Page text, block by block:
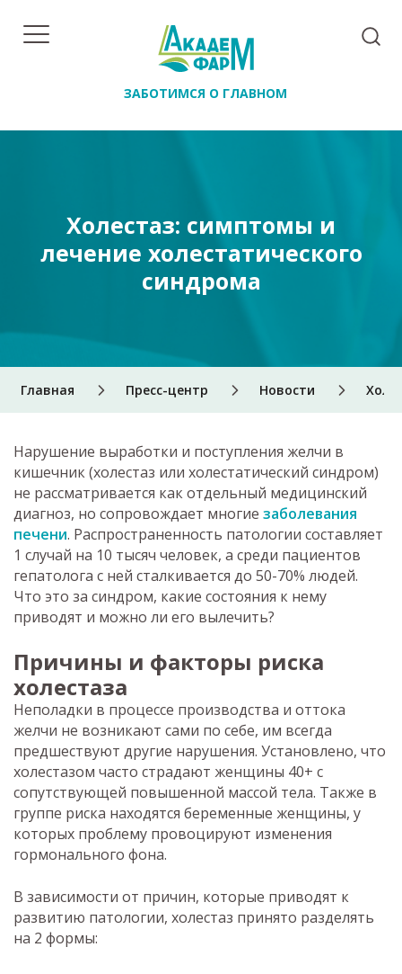
ЗАБОТИМСЯ О ГЛАВНОМ
Главная Пресс-центр Новости
Холестаз: симптомы и
лечение холестатического
синдрома
Нарушение выработки и поступления желчи в
кишечник (холестаз или холестатический синдром)
не рассматривается как отдельный медицинский
диагноз, но сопровождает многие заболевания
печени. Распространенность патологии составляет
1 случай на 10 тысяч человек, а среди пациентов
гепатолога с ней сталкивается до 50-70% людей.
Что это за синдром, какие состояния к нему
приводят и можно ли его вылечить?
Причины и факторы риска
холестаза
Неполадки в процессе производства и оттока
желчи не возникают сами по себе, им всегда
предшествуют другие нарушения. Установлено, что
холестазом часто страдают женщины 40+ с
сопутствующей повышенной массой тела. Также в
группе риска находятся беременные женщины, у
которых проблему провоцируют изменения
гормонального фона.
В зависимости от причин, которые приводят к
развитию патологии, холестаз принято разделять
на 2 формы: